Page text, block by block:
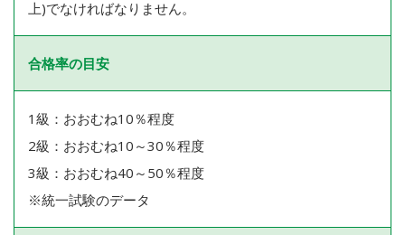
上)でなければなりません。
合格率の目安
1級：おおむね10％程度
2級：おおむね10～30％程度
3級：おおむね40～50％程度
※統一試験のデータ